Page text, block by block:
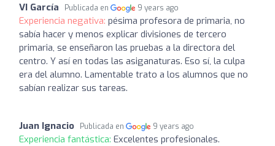
VI García Publicada en 9 years ago
Experiencia negativa: pésima profesora de primaria, no
sabía hacer y menos explicar divisiones de tercero
primaria, se enseñaron las pruebas a la directora del
centro. Y así en todas las asiganaturas. Eso sí, la culpa
era del alumno. Lamentable trato a los alumnos que no
sabían realizar sus tareas.
Juan Ignacio Publicada en 9 years ago
Experiencia fantástica: Excelentes profesionales.